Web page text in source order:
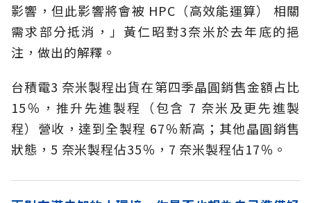
影響，但此影響將會被 HPC（高效能運算） 相關
需求部分抵消，」黃仁昭對3奈米於去年底的挹
注，做出的解釋。
台積電3 奈米製程出貨在第四季晶圓銷售金額占比
15％，推升先進製程（包含 7 奈米及更先進製
程）營收，達到全製程 67％新高；其他晶圓銷售
狀態，5 奈米製程佔35％，7 奈米製程佔17％。